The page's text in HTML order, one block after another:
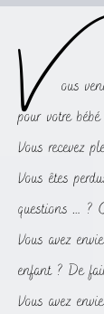
V ous
pour votre
Vous recevez
Vous êtes
questions … ?
Vous avez
enfant ? De
Vous avez